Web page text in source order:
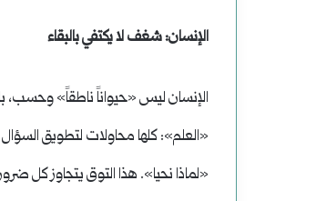
الإنسان: شغف لا يكتفي بالبقاء
الإنسان ليس «حيواناً ناطقاً» وحسب،
«العلم»: كلها محاولات لتطويق
«لماذا نحيا». هذا التوق يتجاوز كل